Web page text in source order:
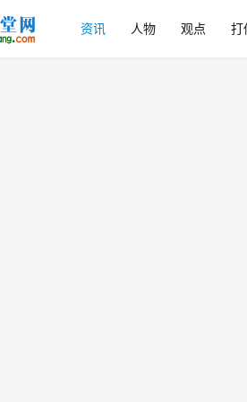
资讯 人物 观点 打